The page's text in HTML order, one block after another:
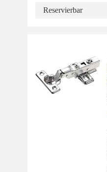
Reservierbar